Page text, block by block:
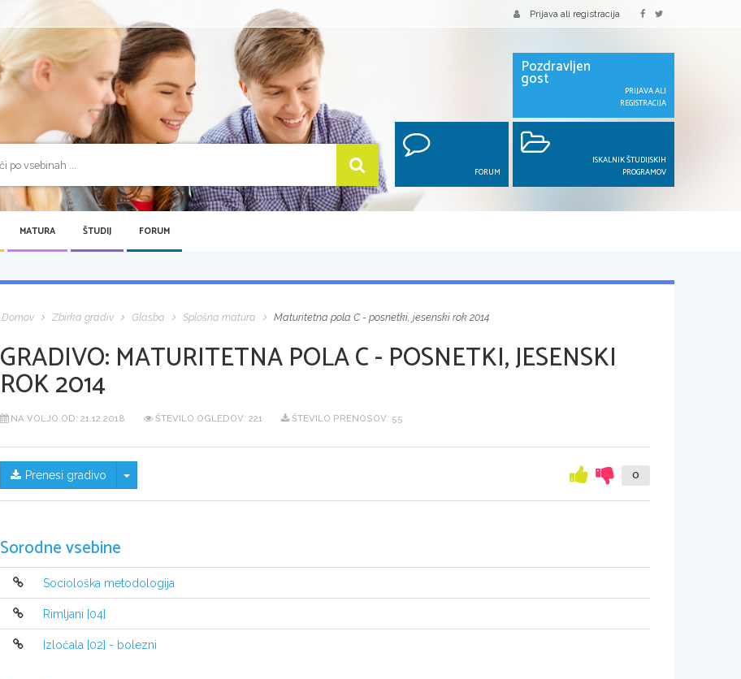
Prijava ali registracija
Pozdravljen
gost
PRIJAVA ALI
REGISTRACIJA
FORUM
ISKALNIK ŠTUDIJSKIH
PROGRAMOV
MATURA ŠTUDIJ FORUM
Domov Zbirka gradiv Glasba Splošna matura Maturitetna pola C - posnetki, jesenski rok 2014
GRADIVO: MATURITETNA POLA C - POSNETKI, JESENSKI
ROK 2014
NA VOLJO OD: 21.12.2018 ŠTEVILO OGLEDOV: 221 ŠTEVILO PRENOSOV: 55
Prenesi gradivo Skrij/prikaži meni 0
Sorodne vsebine
Sociološka metodologija
Rimljani [04]
Izločala [02] - bolezni